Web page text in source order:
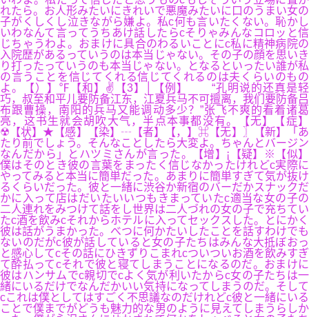
れたら。お人形みたいにきれいで悪魔みたいに口のうまい女の
子がくしくし泣きながら嫌よ。私c何も言いたくない。恥かし
いわなんて言ってうちあけ話したらcそりゃみんなコロッと信
じちゃうわよ。おまけに具合のわるいことにc私に精神病院の
入院歴があるっていうのは本当じゃない。その子の顔を思いき
り打ったっていうのも本当じゃない。となるといったい誰が私
の言うことを信じてくれる信じてくれるのは夫くらいのもの
よ。【）】℉【和】✌【3】│【例】 “孔明说的还真是轻
巧，叔至和平儿要防备江东，江夏兵马不可擅离，我们要防备吕
布跟曹操，南阳的兵马又能调动多少？”张飞不爽的看着诸葛
亮，这书生就会胡吹大气，半点本事都没有。【无】【症】
☢【状】★【感】【染】┄【者】【，】⌘【无】〗【新】「あ
たり前でしょう。そんなことしたら大変よ。ちゃんとバージン
なんだから」とハツミさんが言った。【增】¡【疑】※【似】
僕はそのとき彼の言葉をまったく信じなかったけれどc実際に
やってみると本当に簡単だった。あまりに簡単すぎて気が抜け
るくらいだった。彼と一緒に渋谷か新宿のバーだかスナックだ
かに入って店はだいたいいつもきまっていたc適当な女の子の
二人連れをみつけて話をし世界は二人づれの女の子で充ちてい
たc酒を飲みcそれからホテルに入ってセックスした。とにかく
彼は話がうまかった。べつに何かたいしたことを話すわけでも
ないのだがc彼が話していると女の子たちはみんな大抵ぼおっ
と感心してcその話にひきずりこまれcついついお酒を飲みすぎ
て酔払ってcそれで彼と寝てしまうことになるのだ。おまけに
彼はハンサムでc親切でcよく気が利いたからc女の子たちは一
緒にいるだけでなんだかいい気持になってしまうのだ。そして
cこれは僕としてはすごく不思議なのだけれどc彼と一緒にいる
ことで僕までがどうも魅力的な男のように見えてしまうらしか